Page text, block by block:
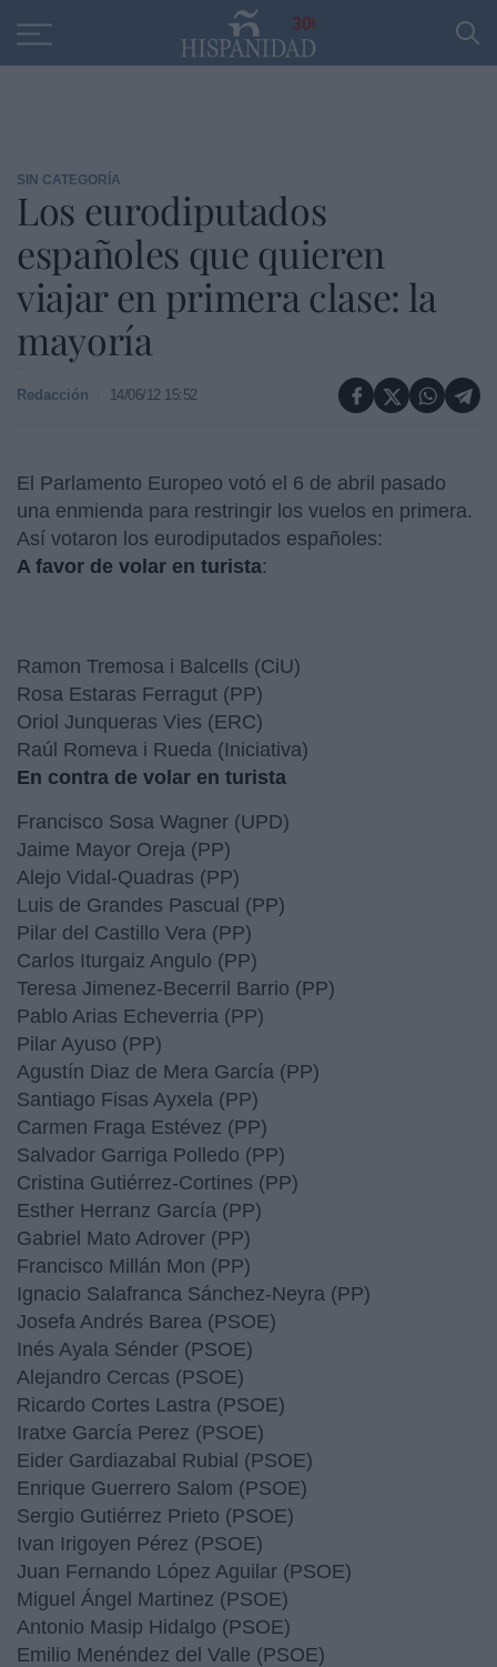
30
SIN CATEGORÍA
Los eurodiputados
españoles que quieren
viajar en primera clase: la
mayoría
Redacción 14/06/12 15:52
El Parlamento Europeo votó el 6 de abril pasado
una enmienda para restringir los vuelos en primera.
Así votaron los eurodiputados españoles:
A favor de volar en turista:
Ramon Tremosa i Balcells (CiU)
Rosa Estaras Ferragut (PP)
Oriol Junqueras Vies (ERC)
Raúl Romeva i Rueda (Iniciativa)
En contra de volar en turista
Francisco Sosa Wagner (UPD)
Jaime Mayor Oreja (PP)
Alejo Vidal-Quadras (PP)
Luis de Grandes Pascual (PP)
Pilar del Castillo Vera (PP)
Carlos Iturgaiz Angulo (PP)
Teresa Jimenez-Becerril Barrio (PP)
Pablo Arias Echeverria (PP)
Pilar Ayuso (PP)
Agustín Diaz de Mera García (PP)
Santiago Fisas Ayxela (PP)
Carmen Fraga Estévez (PP)
Salvador Garriga Polledo (PP)
Cristina Gutiérrez-Cortines (PP)
Esther Herranz García (PP)
Gabriel Mato Adrover (PP)
Francisco Millán Mon (PP)
Ignacio Salafranca Sánchez-Neyra (PP)
Josefa Andrés Barea (PSOE)
Inés Ayala Sénder (PSOE)
Alejandro Cercas (PSOE)
Ricardo Cortes Lastra (PSOE)
Iratxe García Perez (PSOE)
Eider Gardiazabal Rubial (PSOE)
Enrique Guerrero Salom (PSOE)
Sergio Gutiérrez Prieto (PSOE)
Ivan Irigoyen Pérez (PSOE)
Juan Fernando López Aguilar (PSOE)
Miguel Ángel Martinez (PSOE)
Antonio Masip Hidalgo (PSOE)
Emilio Menéndez del Valle (PSOE)